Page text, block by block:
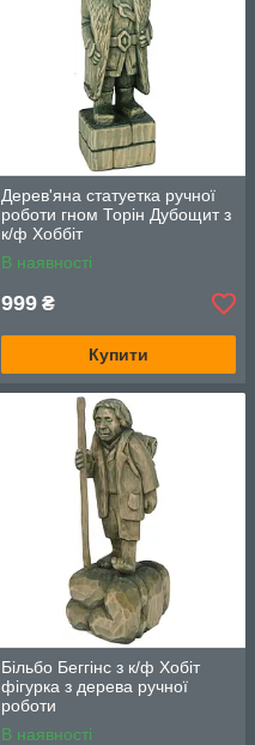
Дерев'яна статуетка ручної
роботи гном Торін Дубощит з
к/ф Хоббіт
В наявності
999 ₴
Купити
Більбо Беггінс з к/ф Хобіт
фігурка з дерева ручної
роботи
В наявності